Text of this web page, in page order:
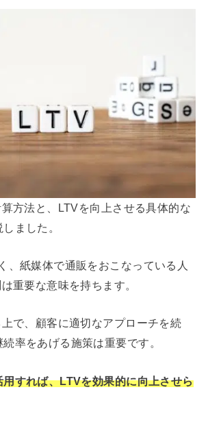
方法と、LTVを向上させる具体的な
ました。
、紙媒体で通販をおこなっている人
重要な意味を持ちます。
で、顧客に適切なアプローチを続
率をあげる施策は重要です。
すれば、LTVを効果的に向上させら